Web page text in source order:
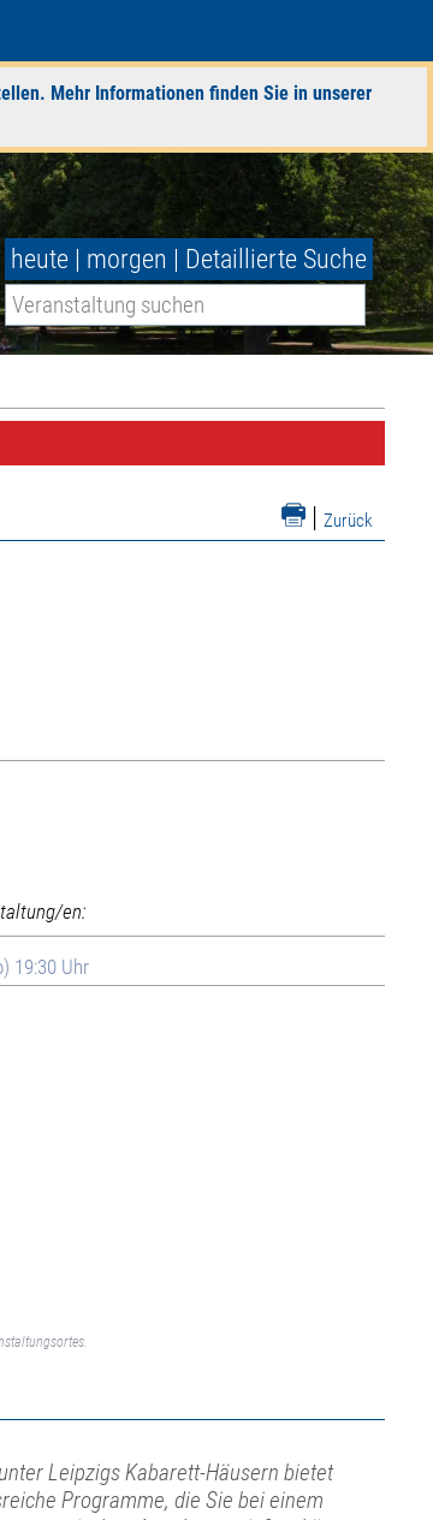
Mehr Informationen finden Sie in unserer
heute | morgen | Detaillierte Suche
| Zurück
en:
19:30 Uhr
Leipzigs Kabarett-Häusern bietet
Programme, die Sie bei einem